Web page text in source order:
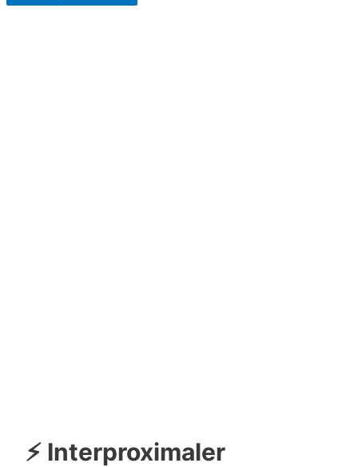
⚡ Interproximaler